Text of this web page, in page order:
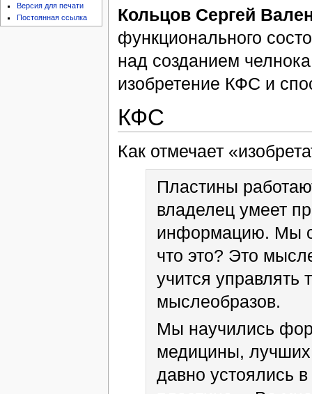
Версия для печати
Постоянная ссылка
Кольцов Сергей
функционального
над созданием
изобретение КФС и
КФС
Как отмечает
Пластины
владелец умеет
информацию. Мы
что это? Это
учится управлять
мыслеобразов.
Мы научились
медицины,
давно устоялись